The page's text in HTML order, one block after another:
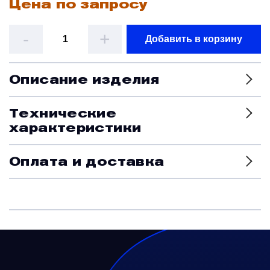
Цена по запросу
- + Добавить в корзину
Описание изделия
Технические
характеристики
Оплата и доставка
Краны и клапаны
Наземное вспомогательное оборудование